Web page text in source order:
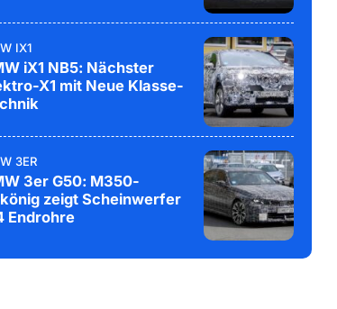
IX1
iX1 NB5: Nächster
X1 mit Neue Klasse-
3ER
3er G50: M350-
zeigt Scheinwerfer
Endrohre